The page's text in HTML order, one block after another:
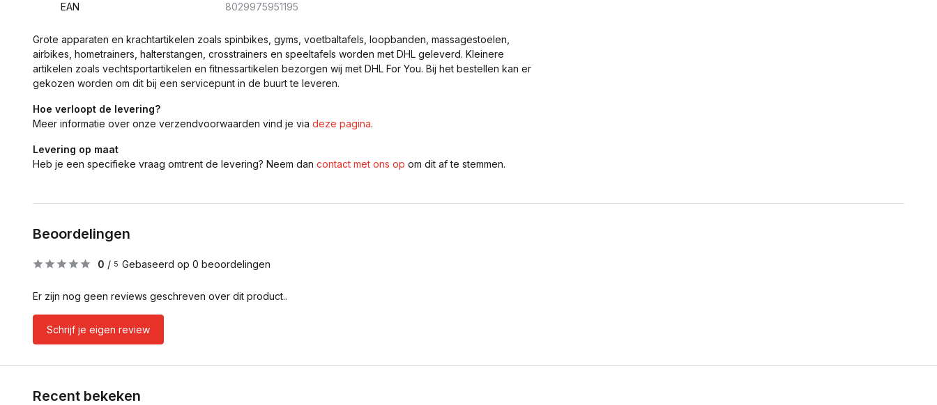
EAN 8029975951195
Grote apparaten en krachtartikelen zoals spinbikes, gyms, voetbaltafels, loopbanden, massagestoelen,
airbikes, hometrainers, halterstangen, crosstrainers en speeltafels worden met DHL geleverd. Kleinere
artikelen zoals vechtsportartikelen en fitnessartikelen bezorgen wij met DHL For You. Bij het bestellen kan er
gekozen worden om dit bij een servicepunt in de buurt te leveren.
Hoe verloopt de levering?
Meer informatie over onze verzendvoorwaarden vind je via deze pagina.
Levering op maat
Heb je een specifieke vraag omtrent de levering? Neem dan contact met ons op om dit af te stemmen.
Beoordelingen
0 / 5 Gebaseerd op 0 beoordelingen
Er zijn nog geen reviews geschreven over dit product..
Schrijf je eigen review
Recent bekeken